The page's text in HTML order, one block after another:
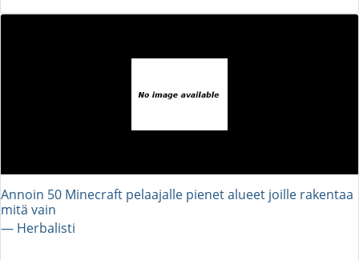
Annoin 50 Minecraft pelaajalle pienet alueet joille rakentaa
mitä vain
― Herbalisti